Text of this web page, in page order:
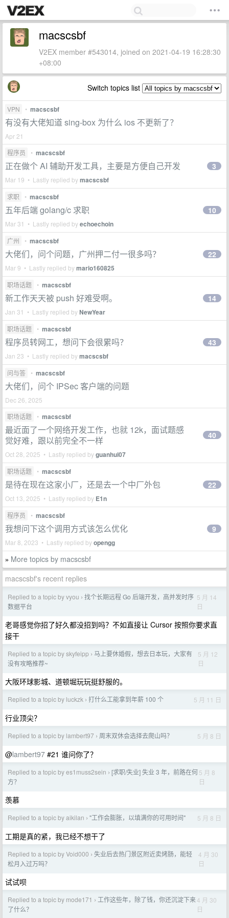
macscsbf
V2EX member #543014, joined on 2021-04-19 16:28:30
+08:00
Switch topics list
VPN • macscsbf
有没有大佬知道 sing-box 为什么 ios 不更新了？
Apr 21
程序员
• macscsbf
正在做个 AI 辅助开发工具，主要是方便自己开发
Mar 19 • Lastly replied bymacscsbf
3
求职 • macscsbf
五年后端 golang/c 求职
Mar 31 • Lastly replied byechoechoin
10
广州 • macscsbf
大佬们，问个问题，广州押二付一很多吗？
Mar 9 • Lastly replied bymario160825
22
职场话题 • macscsbf
新工作天天被 push 好难受啊。
Jan 31 • Lastly replied byNewYear
14
职场话题 • macscsbf
程序员转网工，想问下会很累吗？
Jan 23 • Lastly replied bymacscsbf
43
问与答 • macscsbf
大佬们，问个 IPSec 客户端的问题
Dec 26, 2025
职场话题
• macscsbf
最近面了一个网络开发工作，也就 12k，面试题感
觉好难，跟以前完全不一样
Oct 28, 2025 • Lastly replied byguanhui07
40
职场话题 • macscsbf
是待在现在这家小厂，还是去一个中厂外包
Oct 13, 2025 • Lastly replied by E1n
22
程序员 • macscsbf
我想问下这个调用方式该怎么优化
Mar 8, 2023 • Lastly replied byopengg
9
» More topics by macscsbf
macscsbf's recent replies
Replied to a topic by vyou › 找个长期远程 Go 后端开发，高并发时序
数据平台
5 月 14
日
老哥感觉你招了好久都没招到吗？不如直接让 Cursor 按照你要求直
接干
Replied to a topic by skyfeipp › 马上要休婚假，想去日本玩，大家有
没有攻略推荐~
5 月 12
日
大阪环球影城、道顿堀玩玩挺舒服的。
Replied to a topic by luckzk › 打什么工能拿到年薪 100 个 5 月 11 日
行业顶尖？
Replied to a topic by lambert97 › 周末双休会选择去爬山吗？ 5 月 8 日
@lambert97 #21 谁问你了？
Replied to a topic by es1muss2sein › [求职/失业] 失业 3 年，前路在何
方？
5 月 8
日
羡慕
Replied to a topic by aikilan › "工作会膨胀，以填满你的可用时间" 5 月 8 日
工期是真的紧，我已经不想干了
Replied to a topic by Void000 › 失业后去热门景区附近卖烤肠，能轻
松月入过万吗？
4 月 30
日
试试呗
Replied to a topic by mode171 › 工作这些年，除了钱，你还沉淀下来
了什么？
4 月 30
日